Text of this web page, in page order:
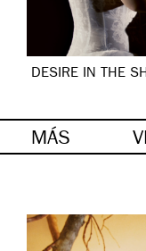
DESIRE IN THE
MÁS